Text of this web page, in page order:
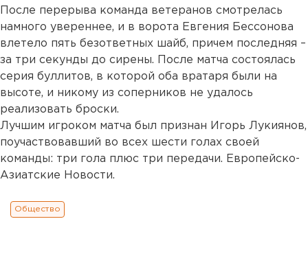
После перерыва команда ветеранов смотрелась
намного увереннее, и в ворота Евгения Бессонова
влетело пять безответных шайб, причем последняя –
за три секунды до сирены. После матча состоялась
серия буллитов, в которой оба вратаря были на
высоте, и никому из соперников не удалось
реализовать броски.
Лучшим игроком матча был признан Игорь Лукиянов,
поучаствовавший во всех шести голах своей
команды: три гола плюс три передачи. Европейско-
Азиатские Новости.
Общество